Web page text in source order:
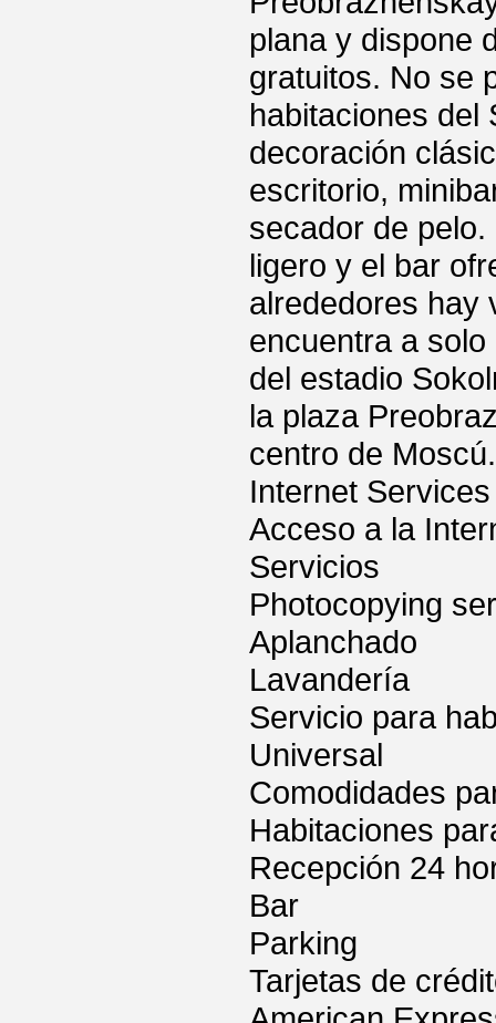
plana y dispone
gratuitos. No se
habitaciones del
decoración
escritorio,
secador de
ligero y el bar
alrededores hay
encuentra a
del estadio
la plaza
centro de Moscú.
Internet Services
Acceso a la
Servicios
Photocopying
Aplanchado
Lavandería
Servicio para
Universal
Comodidades
Habitaciones
Recepción 24
Bar
Parking
Tarjetas de